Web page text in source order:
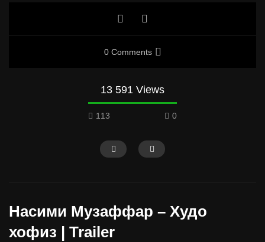
0 Comments
13 591 Views
113 0
Насими Музаффар – Худо
хофиз | Trailer